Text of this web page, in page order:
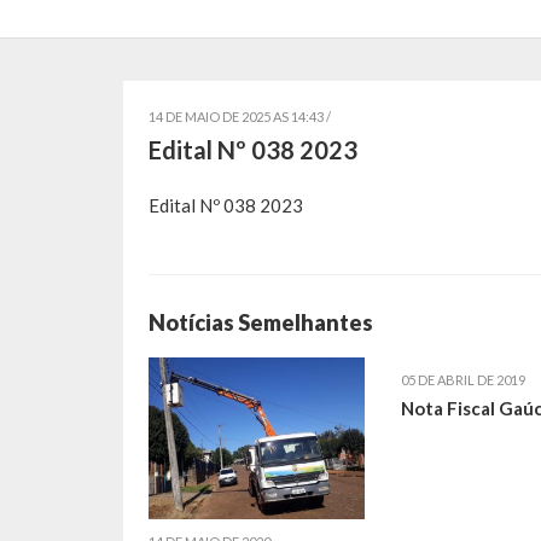
14 DE MAIO DE 2025 AS 14:43 /
Edital Nº 038 2023
Edital Nº 038 2023
Notícias Semelhantes
05 DE ABRIL DE 2019
Nota Fiscal